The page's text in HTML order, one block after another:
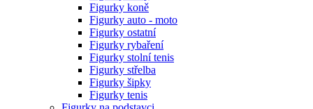
Figurky koně
Figurky auto - moto
Figurky ostatní
Figurky rybaření
Figurky stolní tenis
Figurky střelba
Figurky šipky
Figurky tenis